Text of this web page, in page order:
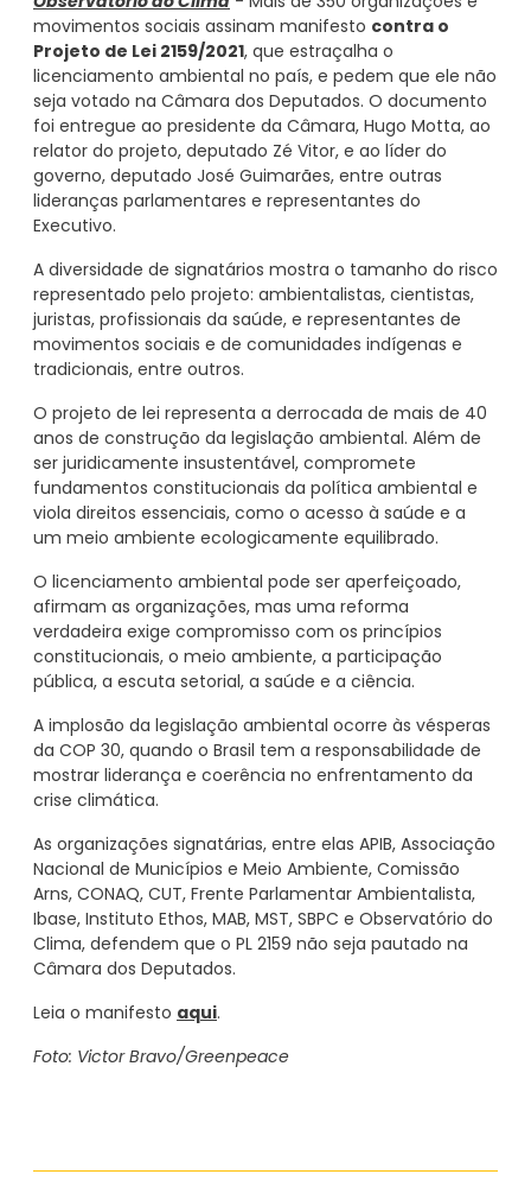
movimentos sociais assinam manifesto contra o
Projeto de Lei 2159/2021, que estraçalha o
licenciamento ambiental no país, e pedem que ele não
seja votado na Câmara dos Deputados. O documento
foi entregue ao presidente da Câmara, Hugo Motta, ao
relator do projeto, deputado Zé Vitor, e ao líder do
governo, deputado José Guimarães, entre outras
lideranças parlamentares e representantes do
Executivo.
A diversidade de signatários mostra o tamanho do risco
representado pelo projeto: ambientalistas, cientistas,
juristas, profissionais da saúde, e representantes de
movimentos sociais e de comunidades indígenas e
tradicionais, entre outros.
O projeto de lei representa a derrocada de mais de 40
anos de construção da legislação ambiental. Além de
ser juridicamente insustentável, compromete
fundamentos constitucionais da política ambiental e
viola direitos essenciais, como o acesso à saúde e a
um meio ambiente ecologicamente equilibrado.
O licenciamento ambiental pode ser aperfeiçoado,
afirmam as organizações, mas uma reforma
verdadeira exige compromisso com os princípios
constitucionais, o meio ambiente, a participação
pública, a escuta setorial, a saúde e a ciência.
A implosão da legislação ambiental ocorre às vésperas
da COP 30, quando o Brasil tem a responsabilidade de
mostrar liderança e coerência no enfrentamento da
crise climática.
As organizações signatárias, entre elas APIB, Associação
Nacional de Municípios e Meio Ambiente, Comissão
Arns, CONAQ, CUT, Frente Parlamentar Ambientalista,
Ibase, Instituto Ethos, MAB, MST, SBPC e Observatório do
Clima, defendem que o PL 2159 não seja pautado na
Câmara dos Deputados.
Leia o manifesto aqui.
Foto: Victor Bravo/Greenpeace